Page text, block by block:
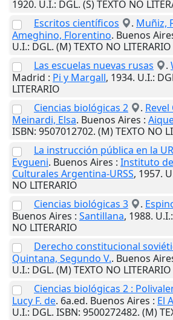
1920. U.I.: DGL. (S) TEXTO NO
Escritos científicos
. Muñiz,
Ameghino, Florentino. Buenos
U.I.: DGL. (M) TEXTO NO LITERARIO
Las escuelas nuevas rusas
.
Madrid : Pi y Margall, 1934. U.I.:
LITERARIO
Ciencias biológicas 2
.
Meinardi, Elsa. Buenos Aires :
ISBN: 9507012702. (M) TEXTO NO
La instrucción pública en la
Evgueni. Buenos Aires : Instituto
Culturales Argentina-URSS, 1957.
NO LITERARIO
Ciencias biológicas 3
.
Buenos Aires : Santillana, 1988. U.I.
NO LITERARIO
Derecho constitucional
Quintana, Segundo V.. Buenos
U.I.: DGL. (M) TEXTO NO LITERARIO
Ciencias biológicas 2 :
Lucy F. de. 6a.ed. Buenos Aires : El
U.I.: DGL. ISBN: 9500272482. (M)